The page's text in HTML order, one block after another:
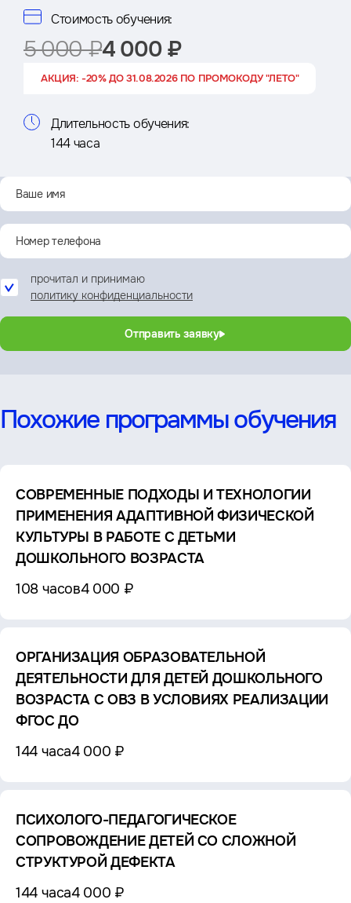
Стоимость обучения:
5 000 ₽4 000 ₽
АКЦИЯ: -20% ДО 31.08.2026 ПО ПРОМОКОДУ "ЛЕТО"
Длительность обучения:
144 часа
прочитал и принимаю
политику конфиденциальности
Отправить заявку
Похожие программы обучения
СОВРЕМЕННЫЕ ПОДХОДЫ И ТЕХНОЛОГИИ
ПРИМЕНЕНИЯ АДАПТИВНОЙ ФИЗИЧЕСКОЙ
КУЛЬТУРЫ В РАБОТЕ С ДЕТЬМИ
ДОШКОЛЬНОГО ВОЗРАСТА
108 часов4 000 ₽
ОРГАНИЗАЦИЯ ОБРАЗОВАТЕЛЬНОЙ
ДЕЯТЕЛЬНОСТИ ДЛЯ ДЕТЕЙ ДОШКОЛЬНОГО
ВОЗРАСТА С ОВЗ В УСЛОВИЯХ РЕАЛИЗАЦИИ
ФГОС ДО
144 часа4 000 ₽
ПСИХОЛОГО-ПЕДАГОГИЧЕСКОЕ
СОПРОВОЖДЕНИЕ ДЕТЕЙ СО СЛОЖНОЙ
СТРУКТУРОЙ ДЕФЕКТА
144 часа4 000 ₽